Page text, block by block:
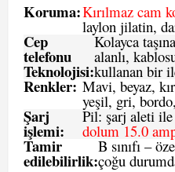
Koruma:Kırılmaz cam
laylon jilatin,
Cep
telefonu
Teknolojisi:
Kolayca
alanlı,
kullanan bir
Renkler: Mavi, beyaz,
yeşil, gri,
Şarj
işlemi:
Pil: şarj aleti
dolum 15.0
Tamir
edilebilirlik:
B sınıfı –
çoğu